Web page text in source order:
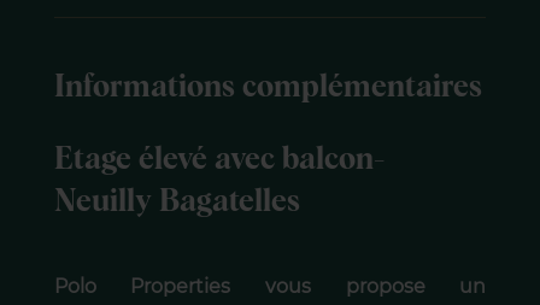
Informations complémentaires
Etage élevé avec balcon-
Neuilly Bagatelles
Polo Properties vous propose un